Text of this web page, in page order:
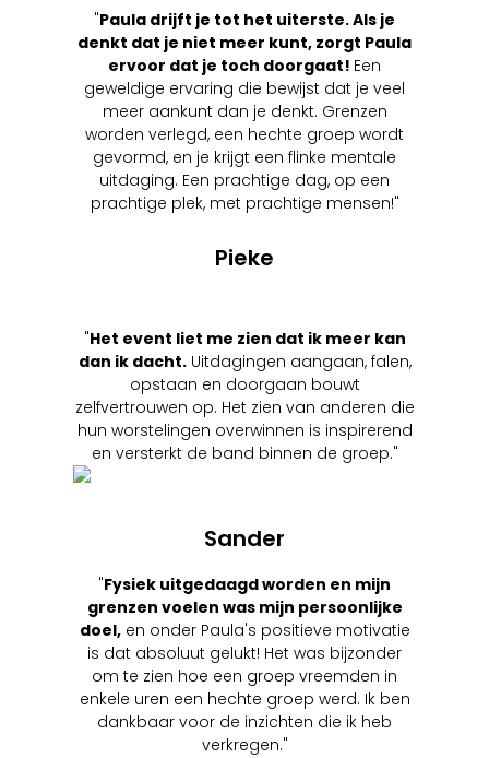
"Paula drijft je tot het uiterste. Als je
denkt dat je niet meer kunt, zorgt Paula
ervoor dat je toch doorgaat! Een
geweldige ervaring die bewijst dat je veel
meer aankunt dan je denkt. Grenzen
worden verlegd, een hechte groep wordt
gevormd, en je krijgt een flinke mentale
uitdaging. Een prachtige dag, op een
prachtige plek, met prachtige mensen!"
Pieke
"Het event liet me zien dat ik meer kan
dan ik dacht.Uitdagingen aangaan, falen,
opstaan en doorgaan bouwt
zelfvertrouwen op. Het zien van anderen die
hun worstelingen overwinnen is inspirerend
en versterkt de band binnen de groep."
Sander
"Fysiek uitgedaagd worden en mijn
grenzen voelen was mijn persoonlijke
doel,en onder Paula's positieve motivatie
is dat absoluut gelukt! Het was bijzonder
om te zien hoe een groep vreemden in
enkele uren een hechte groep werd. Ik ben
dankbaar voor de inzichten die ik heb
verkregen."